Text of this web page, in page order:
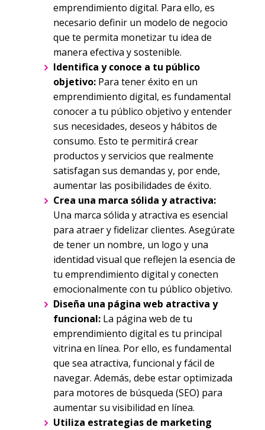
emprendimiento digital. Para ello, es
necesario definir un modelo de negocio
que te permita monetizar tu idea de
manera efectiva y sostenible.
Identifica y conoce a tu público
objetivo: Para tener éxito en un
emprendimiento digital, es fundamental
conocer a tu público objetivo y entender
sus necesidades, deseos y hábitos de
consumo. Esto te permitirá crear
productos y servicios que realmente
satisfagan sus demandas y, por ende,
aumentar las posibilidades de éxito.
Crea una marca sólida y atractiva:
Una marca sólida y atractiva es esencial
para atraer y fidelizar clientes. Asegúrate
de tener un nombre, un logo y una
identidad visual que reflejen la esencia de
tu emprendimiento digital y conecten
emocionalmente con tu público objetivo.
Diseña una página web atractiva y
funcional: La página web de tu
emprendimiento digital es tu principal
vitrina en línea. Por ello, es fundamental
que sea atractiva, funcional y fácil de
navegar. Además, debe estar optimizada
para motores de búsqueda (SEO) para
aumentar su visibilidad en línea.
Utiliza estrategias de marketing